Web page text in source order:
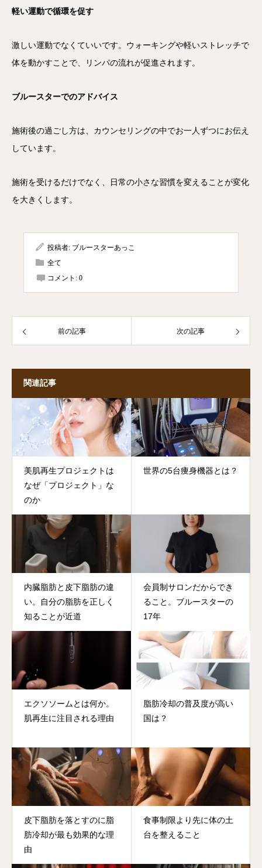
軽い運動で循環を促す
激しい運動でなくていいです。ウォーキングや軽いストレッチで
体を動かすことで、リンパの流れが促進されます。
ブルースターでのアドバイス
施術後の過ごし方は、カウンセリングの中でお一人ずつにお伝え
しています。
施術を受けるだけでなく、日常の小さな習慣を変えることが変化
を大きくします。
投稿者: ブルースターあっこ
全て
コメント: 0
前の記事 次の記事
関連記事
美肌再生プロジェクトは
なぜ「プロジェクト」な
のか
世界の5台痩身機器とは？
内臓脂肪と皮下脂肪の違
い。自分の脂肪を正しく
知ることが近道
会員制サロンだからでき
ること。ブルースターの
17年
エクソソームとは何か。
肌再生に注目される理由
脂肪冷却の普及度が高い
国は？
皮下脂肪を落とすのに脂
肪冷却が最も効果的な理
由
食事制限より先に体の土
台を整えること